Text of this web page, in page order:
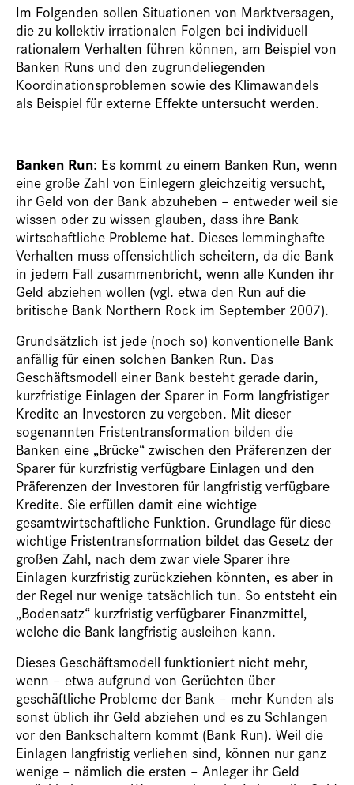
Im Folgenden sollen Situationen von Marktversagen,
die zu kollektiv irrationalen Folgen bei individuell
rationalem Verhalten führen können, am Beispiel von
Banken Runs und den zugrundeliegenden
Koordinationsproblemen sowie des Klimawandels
als Beispiel für externe Effekte untersucht werden.
Banken Run: Es kommt zu einem Banken Run, wenn
eine große Zahl von Einlegern gleichzeitig versucht,
ihr Geld von der Bank abzuheben – entweder weil sie
wissen oder zu wissen glauben, dass ihre Bank
wirtschaftliche Probleme hat. Dieses lemminghafte
Verhalten muss offensichtlich scheitern, da die Bank
in jedem Fall zusammenbricht, wenn alle Kunden ihr
Geld abziehen wollen (vgl. etwa den Run auf die
britische Bank Northern Rock im September 2007).
Grundsätzlich ist jede (noch so) konventionelle Bank
anfällig für einen solchen Banken Run. Das
Geschäftsmodell einer Bank besteht gerade darin,
kurzfristige Einlagen der Sparer in Form langfristiger
Kredite an Investoren zu vergeben. Mit dieser
sogenannten Fristentransformation bilden die
Banken eine „Brücke“ zwischen den Präferenzen der
Sparer für kurzfristig verfügbare Einlagen und den
Präferenzen der Investoren für langfristig verfügbare
Kredite. Sie erfüllen damit eine wichtige
gesamtwirtschaftliche Funktion. Grundlage für diese
wichtige Fristentransformation bildet das Gesetz der
großen Zahl, nach dem zwar viele Sparer ihre
Einlagen kurzfristig zurückziehen könnten, es aber in
der Regel nur wenige tatsächlich tun. So entsteht ein
„Bodensatz“ kurzfristig verfügbarer Finanzmittel,
welche die Bank langfristig ausleihen kann.
Dieses Geschäftsmodell funktioniert nicht mehr,
wenn – etwa aufgrund von Gerüchten über
geschäftliche Probleme der Bank – mehr Kunden als
sonst üblich ihr Geld abziehen und es zu Schlangen
vor den Bankschaltern kommt (Bank Run). Weil die
Einlagen langfristig verliehen sind, können nur ganz
wenige – nämlich die ersten – Anleger ihr Geld